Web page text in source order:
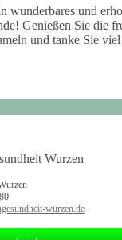
wunderbares und
Genießen Sie die
und tanke Sie
wurzen.de